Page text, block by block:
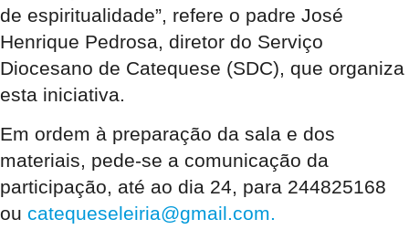
de espiritualidade”, refere o padre José
Henrique Pedrosa, diretor do Serviço
Diocesano de Catequese (SDC), que organiza
esta iniciativa.
Em ordem à preparação da sala e dos
materiais, pede-se a comunicação da
participação, até ao dia 24, para 244825168
ou catequeseleiria@gmail.com.